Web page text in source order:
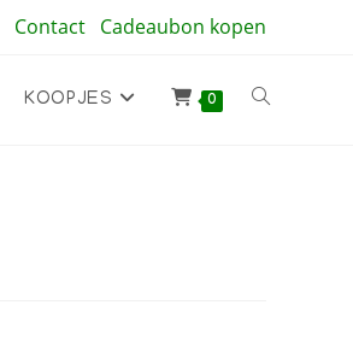
Contact Cadeaubon kopen
KOOPJES 0 Toggle